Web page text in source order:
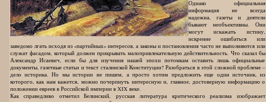
Однако официальная
информация не всегда
надежна, газеты и деятели
бывают необъективны. Они
могут искажать истину,
искренне ошибаться или
заведомо лгать исходя из «партийных» интересов, а законы и постановления часто не выполняются или
служат фасадом, который должен прикрывать малопривлекательную действительность. Что сказал бы
Александр Исаевич, если бы для изучения нашей эпохи потомкам оставить лишь официальные
документы, газетные статьи и текст сталинской Конституции? Разобраться в этой сложной проблеме –
дело историка. Но мы истории не пишем, а просто хотим предложить еще один источник, из
которого, как нам кажется, можно почерпнуть интересную и, главное, достоверную информацию о
положении евреев в Российской империи в XIX веке.
Как справедливо отметил Белинский, русская литература критического реализма изображает